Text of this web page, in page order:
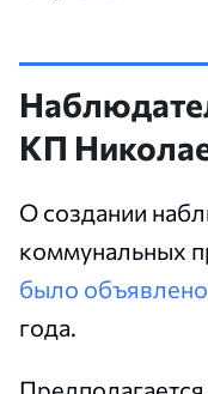
КП
О создании
коммунальных
было объявлено
года.